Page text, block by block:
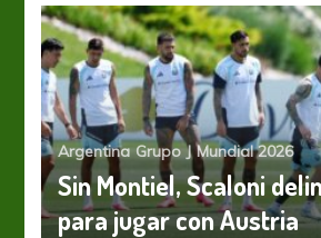
Argentina Grupo J Mundial 2026
Sin Montiel, Scaloni
para jugar con Austria